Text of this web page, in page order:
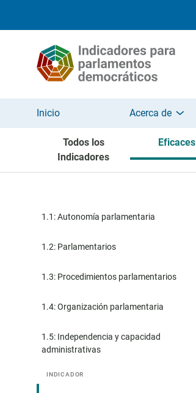
Inicio Acerca de
Todos los
Indicadores
Eficaces
1.1: Autonomía parlamentaria
1.2: Parlamentarios
1.3: Procedimientos parlamentarios
1.4: Organización parlamentaria
1.5: Independencia y capacidad
administrativas
INDICADOR